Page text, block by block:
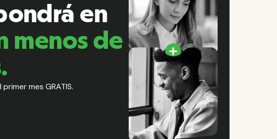
en
menos de
mes GRATIS.